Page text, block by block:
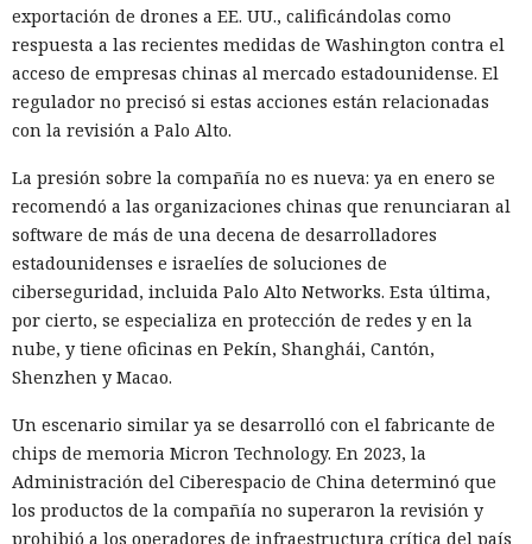
exportación de drones a EE. UU., calificándolas como
respuesta a las recientes medidas de Washington contra el
acceso de empresas chinas al mercado estadounidense. El
regulador no precisó si estas acciones están relacionadas
con la revisión a Palo Alto.
La presión sobre la compañía no es nueva: ya en enero se
recomendó a las organizaciones chinas que renunciaran al
software de más de una decena de desarrolladores
estadounidenses e israelíes de soluciones de
ciberseguridad, incluida Palo Alto Networks. Esta última,
por cierto, se especializa en protección de redes y en la
nube, y tiene oficinas en Pekín, Shanghái, Cantón,
Shenzhen y Macao.
Un escenario similar ya se desarrolló con el fabricante de
chips de memoria Micron Technology. En 2023, la
Administración del Ciberespacio de China determinó que
los productos de la compañía no superaron la revisión y
prohibió a los operadores de infraestructura crítica del país